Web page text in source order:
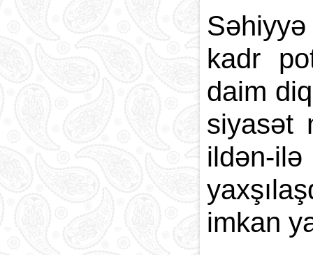
kadr
daim
siyasət
ildən-
imkan